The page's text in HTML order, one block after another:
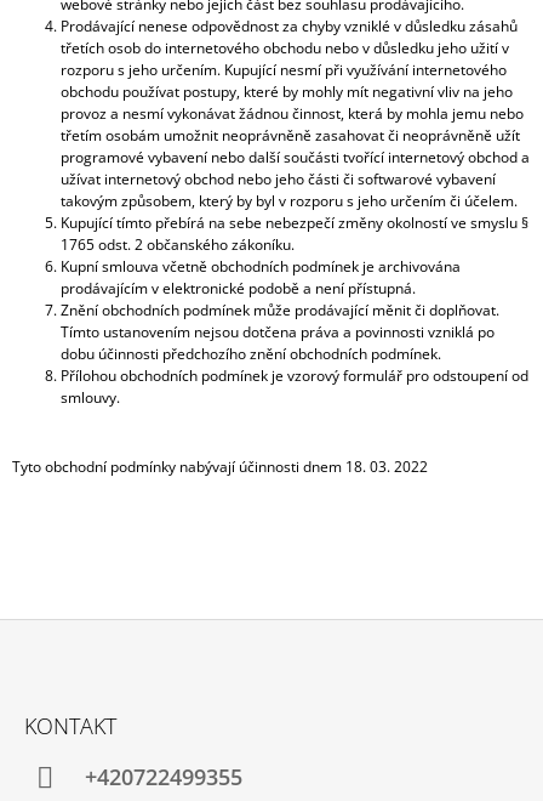
webové stránky nebo jejich část bez souhlasu prodávajícího.
Prodávající nenese odpovědnost za chyby vzniklé v důsledku zásahů
třetích osob do internetového obchodu nebo v důsledku jeho užití v
rozporu s jeho určením. Kupující nesmí při využívání internetového
obchodu používat postupy, které by mohly mít negativní vliv na jeho
provoz a nesmí vykonávat žádnou činnost, která by mohla jemu nebo
třetím osobám umožnit neoprávněně zasahovat či neoprávněně užít
programové vybavení nebo další součásti tvořící internetový obchod a
užívat internetový obchod nebo jeho části či softwarové vybavení
takovým způsobem, který by byl v rozporu s jeho určením či účelem.
Kupující tímto přebírá na sebe nebezpečí změny okolností ve smyslu §
1765 odst. 2 občanského zákoníku.
Kupní smlouva včetně obchodních podmínek je archivována
prodávajícím v elektronické podobě a není přístupná.
Znění obchodních podmínek může prodávající měnit či doplňovat.
Tímto ustanovením nejsou dotčena práva a povinnosti vzniklá po
dobu účinnosti předchozího znění obchodních podmínek.
Přílohou obchodních podmínek je vzorový formulář pro odstoupení od
smlouvy.
Tyto obchodní podmínky nabývají účinnosti dnem 18. 03. 2022
KONTAKT
+420722499355